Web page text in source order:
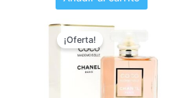
¡Oferta!
El
precio
original
era:
$ 200.000.
actual
$